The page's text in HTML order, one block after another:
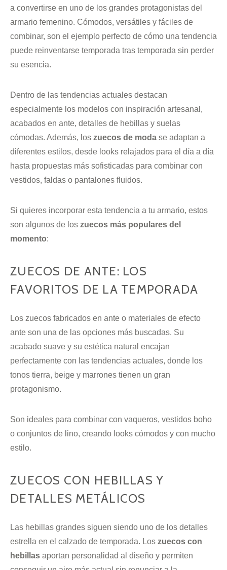
a convertirse en uno de los grandes protagonistas del
armario femenino. Cómodos, versátiles y fáciles de
combinar, son el ejemplo perfecto de cómo una tendencia
puede reinventarse temporada tras temporada sin perder
su esencia.
Dentro de las tendencias actuales destacan
especialmente los modelos con inspiración artesanal,
acabados en ante, detalles de hebillas y suelas
cómodas. Además, los zuecos de moda se adaptan a
diferentes estilos, desde looks relajados para el día a día
hasta propuestas más sofisticadas para combinar con
vestidos, faldas o pantalones fluidos.
Si quieres incorporar esta tendencia a tu armario, estos
son algunos de los zuecos más populares del
momento:
ZUECOS DE ANTE: LOS
FAVORITOS DE LA TEMPORADA
Los zuecos fabricados en ante o materiales de efecto
ante son una de las opciones más buscadas. Su
acabado suave y su estética natural encajan
perfectamente con las tendencias actuales, donde los
tonos tierra, beige y marrones tienen un gran
protagonismo.
Son ideales para combinar con vaqueros, vestidos boho
o conjuntos de lino, creando looks cómodos y con mucho
estilo.
ZUECOS CON HEBILLAS Y
DETALLES METÁLICOS
Las hebillas grandes siguen siendo uno de los detalles
estrella en el calzado de temporada. Los zuecos con
hebillas aportan personalidad al diseño y permiten